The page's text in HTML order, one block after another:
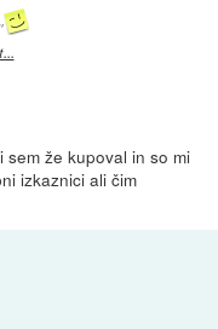
sem že kupoval in so mi
izkaznici ali čim